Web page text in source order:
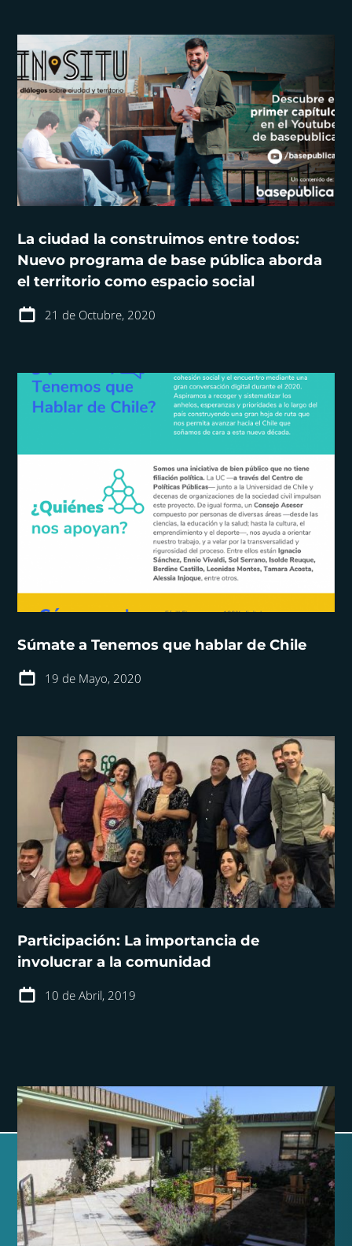
La ciudad la construimos entre todos:
Nuevo programa de base pública aborda
el territorio como espacio social
21 de Octubre, 2020
Súmate a Tenemos que hablar de Chile
19 de Mayo, 2020
Participación: La importancia de
involucrar a la comunidad
10 de Abril, 2019